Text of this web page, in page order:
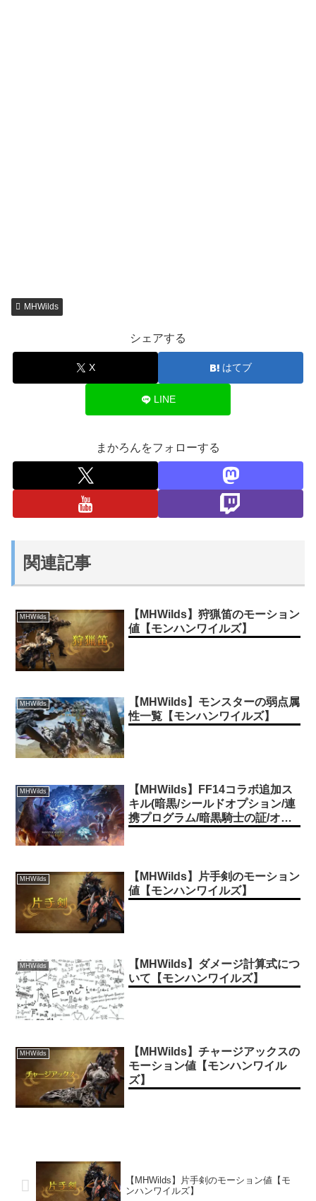
MHWilds
シェアする
X はてブ
LINE
まかろんをフォローする
関連記事
MHWilds
【MHWilds】狩猟笛のモーション
値【モンハンワイルズ】
MHWilds
【MHWilds】モンスターの弱点属
性一覧【モンハンワイルズ】
MHWilds
【MHWilds】FF14コラボ追加ス
キル(暗黒/シールドオプション/連
携プログラム/暗黒騎士の証/オメ
MHWilds
【MHWilds】片手剣のモーション
値【モンハンワイルズ】
MHWilds
【MHWilds】ダメージ計算式につ
いて【モンハンワイルズ】
MHWilds
【MHWilds】チャージアックスの
モーション値【モンハンワイル
ズ】
【MHWilds】片手剣のモーション値【モ
ンハンワイルズ】